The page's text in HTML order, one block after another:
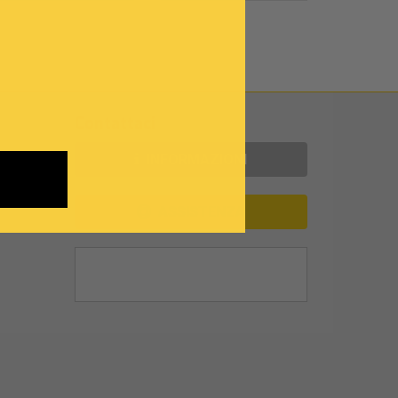
INFORMAZIONI